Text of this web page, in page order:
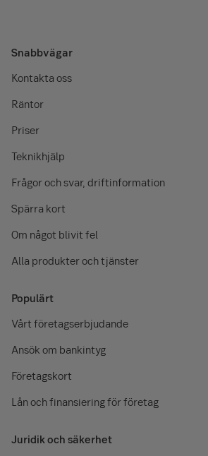
Snabbvägar
Kontakta oss
Räntor
Priser
Teknikhjälp
Frågor och svar, driftinformation
Spärra kort
Om något blivit fel
Alla produkter och tjänster
Populärt
Vårt företagserbjudande
Ansök om bankintyg
Företagskort
Lån och finansiering för företag
Juridik och säkerhet